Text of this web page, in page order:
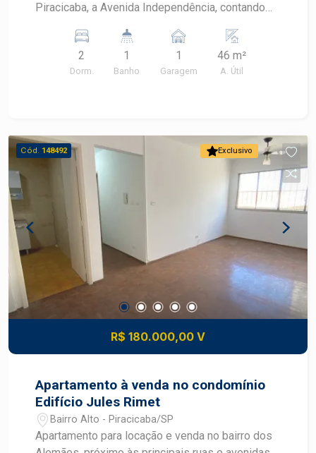
Piracicaba, a Avenida Independência, contando
a disposição do bairro. More perto de
supermercados, restaurantes, farmácias e muito
2
Dorm.
1
Banho
1
Garagem
46 m²
A. Útil
Exclusivo
Cód. 148492
R$ 180.000,00 V
Apartamento à venda no condomínio
Edifício Jules Rimet
Bairro Alto - Piracicaba/SP
Apartamento para locação e venda no bairro dos